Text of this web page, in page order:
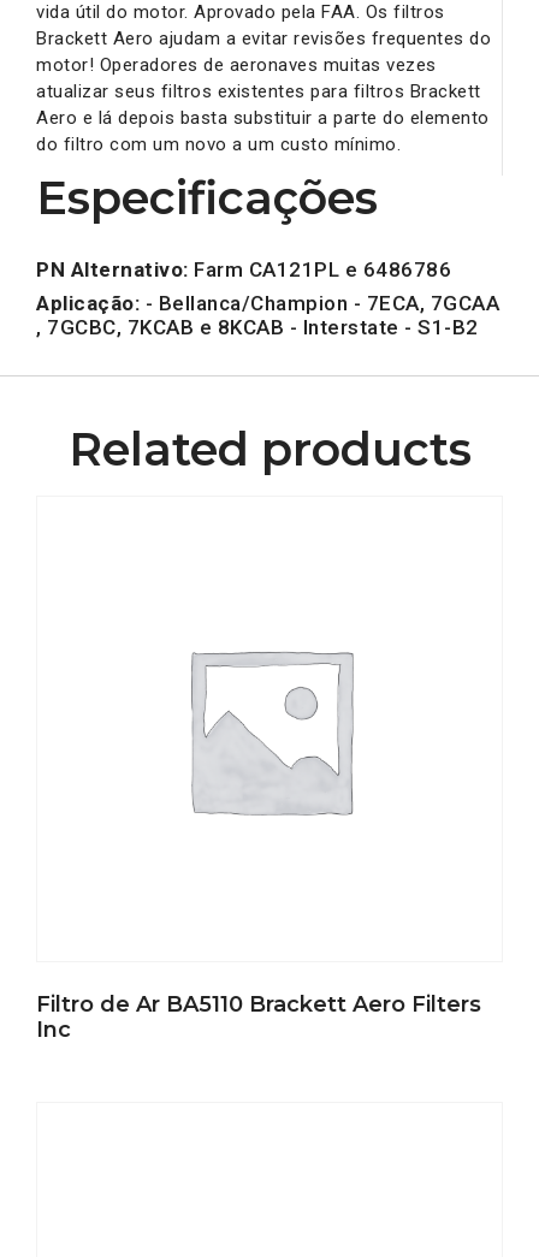
vida útil do motor. Aprovado pela FAA. Os filtros
Brackett Aero ajudam a evitar revisões frequentes do
motor! Operadores de aeronaves muitas vezes
atualizar seus filtros existentes para filtros Brackett
Aero e lá depois basta substituir a parte do elemento
do filtro com um novo a um custo mínimo.
Especificações
PN Alternativo: Farm CA121PL e 6486786
Aplicação: - Bellanca/Champion - 7ECA, 7GCAA
, 7GCBC, 7KCAB e 8KCAB - Interstate - S1-B2
Related products
Filtro de Ar BA5110 Brackett Aero Filters
Inc